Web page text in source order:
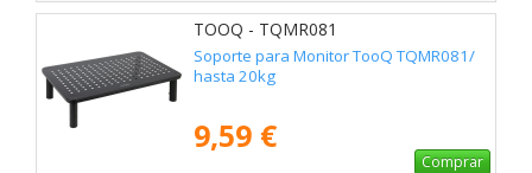
TOOQ - TQMR081
Soporte para Monitor TooQ TQMR081/
hasta 20kg
9,59 €
Comprar